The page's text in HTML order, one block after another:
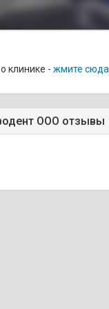
клинике - жмите сюда
ООО отзывы